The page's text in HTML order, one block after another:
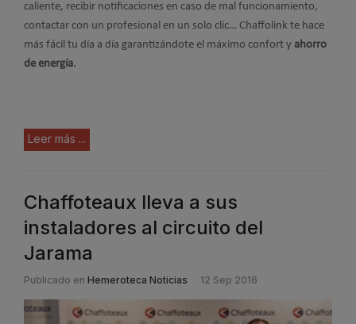
caliente, recibir notificaciones en caso de mal funcionamiento,
contactar con un profesional en un solo clic… Chaffolink te hace
más fácil tu día a día garantizándote el máximo confort y ahorro
de energía.
Leer más ...
Chaffoteaux lleva a sus
instaladores al circuito del
Jarama
Publicado en Hemeroteca Noticias 12 Sep 2016